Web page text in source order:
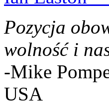
Pozycja
wolność i
-Mike
USA